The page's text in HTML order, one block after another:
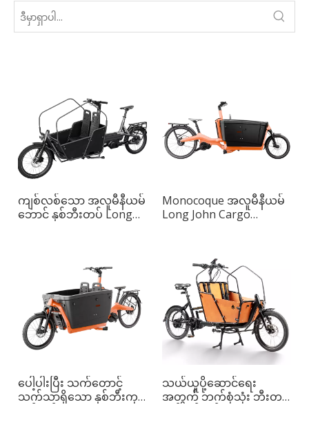
ကျစ်လစ်သော အလူမီနီယမ်
ဘောင် နှစ်ဘီးတပ် Long
Monocoque အလူမီနီယမ်
Long John Cargo
ပေါ့ပါးပြီး သက်တောင့်
သက်သာရှိသော နှစ်ဘီးကုန်
သယ်ယူပို့ဆောင်ရေး
အတွက် ဘက်စုံသုံး ဘီးတပ်